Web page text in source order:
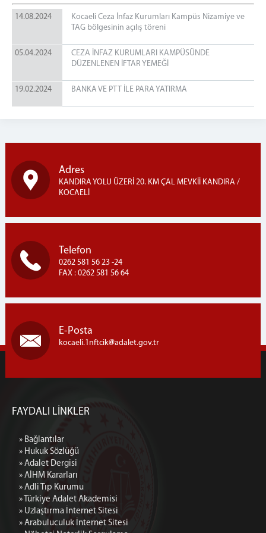
ZİYARET YÖNETMELİĞİ
ZİYARET KURALLARI
EŞYA YÖNETMELİĞİ
14.08.2024
Kocaeli Ceza İnfaz Kurumları Kampüs Nizamiye ve
TAG bölgesinin açılış töreni
05.04.2024
CEZA İNFAZ KURUMLARI KAMPÜSÜNDE
DÜZENLENEN İFTAR YEMEĞİ
19.02.2024 BANKA VE PTT İLE PARA YATIRMA
Adres
KANDIRA YOLU ÜZERİ 20. KM ÇAL MEVKİİ KANDIRA /
KOCAELİ
Telefon
0262 581 56 23 -24
FAX : 0262 581 56 64
E-Posta
kocaeli.1nftcik adalet.gov.tr
FAYDALI LİNKLER
» Bağlantılar
» Hukuk Sözlüğü
» Adalet Dergisi
» AİHM Kararları
» Adli Tıp Kurumu
» Türkiye Adalet Akademisi
» Uzlaştırma İnternet Sitesi
» Arabuluculuk İnternet Sitesi